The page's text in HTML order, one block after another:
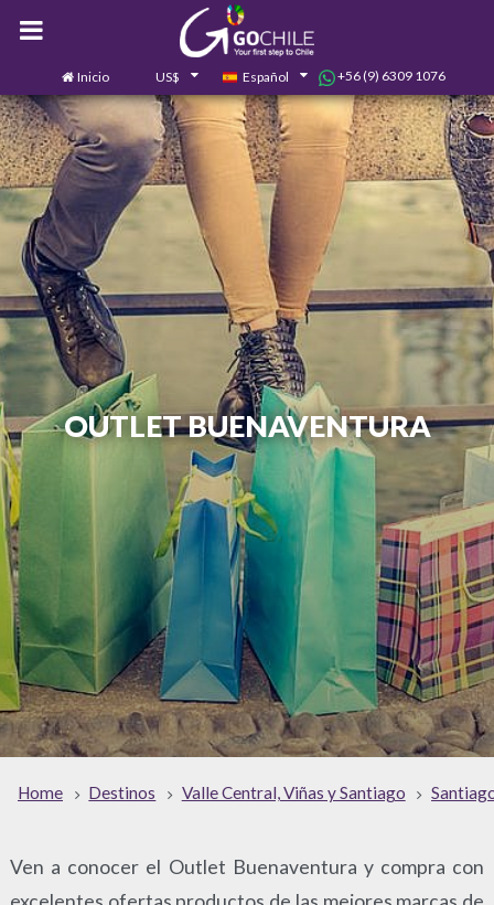
Inicio US$ Español +56 (9) 6309 1076
Contáctanos
OUTLET BUENAVENTURA
Home Destinos Valle Central, Viñas y Santiago
Ven a conocer el Outlet Buenaventura y compra con